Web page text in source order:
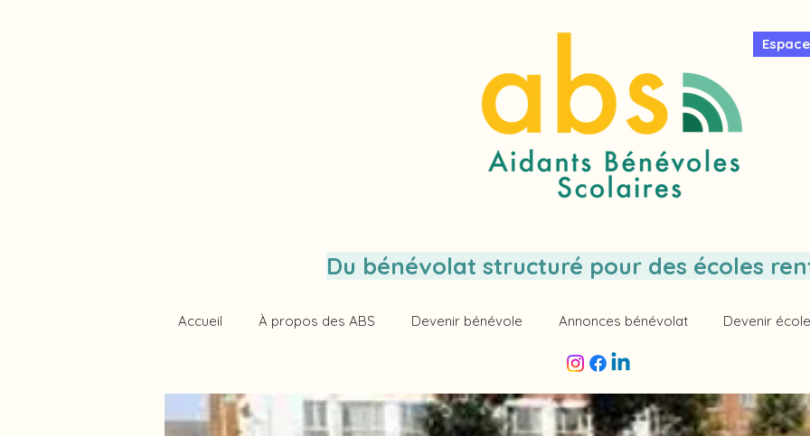
Du bénévolat structuré pour des écoles
Accueil À propos des ABS Devenir bénévole Annonces bénévolat Devenir